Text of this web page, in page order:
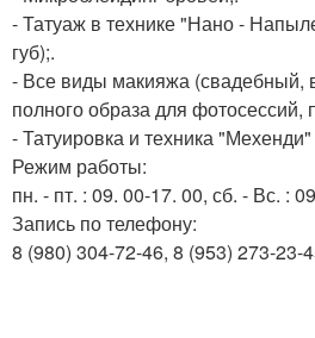
- Татуаж в технике "Нано -
губ);.
- Все виды макияжа (свадебный,
полного образа для фотосессий,
- Татуировка и техника
Режим работы:
пн. - пт. : 09. 00-17. 00, сб. - Вс. :
Запись по телефону:
8 (980) 304-72-46, 8 (953) 273-